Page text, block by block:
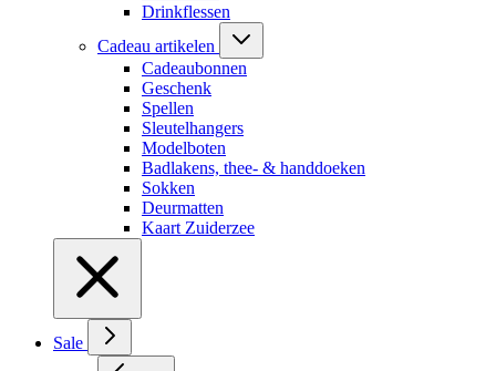
Drinkflessen
Cadeau artikelen
Cadeaubonnen
Geschenk
Spellen
Sleutelhangers
Modelboten
Badlakens, thee- & handdoeken
Sokken
Deurmatten
Kaart Zuiderzee
Sale